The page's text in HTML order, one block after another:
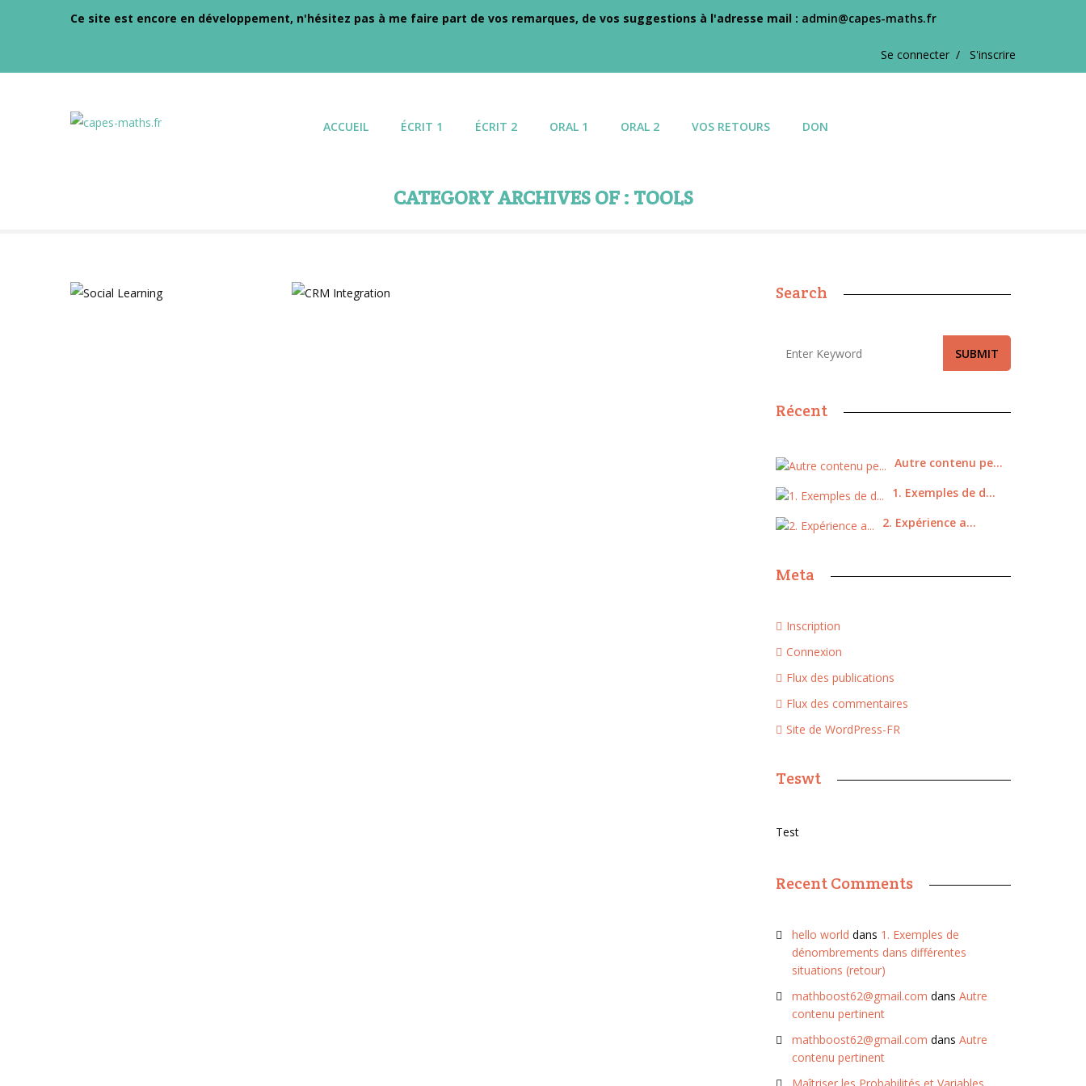
Ce site est encore en développement, n'hésitez pas à me faire part de vos remarques, de vos suggestions à l'adresse mail : admin@capes-maths.fr
Se connecter / S'inscrire
ACCUEIL ÉCRIT 1 ÉCRIT 2 ORAL 1 ORAL 2 VOS RETOURS DON
CATEGORY ARCHIVES OF : TOOLS
Search
Récent
Autre contenu pe...
1. Exemples de d...
2. Expérience a...
Meta
Inscription
Connexion
Flux des publications
Flux des commentaires
Site de WordPress-FR
Teswt
Test
Recent Comments
hello world dans 1. Exemples de
dénombrements dans différentes
situations (retour)
mathboost62@gmail.com dans Autre
contenu pertinent
mathboost62@gmail.com dans Autre
contenu pertinent